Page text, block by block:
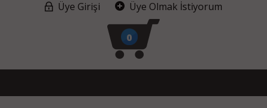
Üye Girişi Üye Olmak İstiyorum
0